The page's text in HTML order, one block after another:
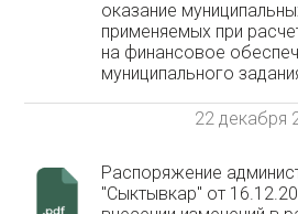
оказание
применяемых при
на финансовое
муниципального
22 декабря
Распоряжение
"Сыктывкар" от